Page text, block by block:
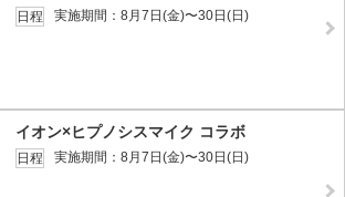
日程 実施期間：8月7日(金)〜30日(日)
イオン×ヒプノシスマイク コラボ
日程 実施期間：8月7日(金)〜30日(日)